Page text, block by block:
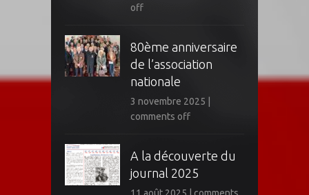
off
80ème anniversaire
de l’association
nationale
3 novembre 2025
comments off
A la découverte du
journal 2025